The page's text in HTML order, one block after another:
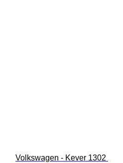
Volkswagen - Kever 1302